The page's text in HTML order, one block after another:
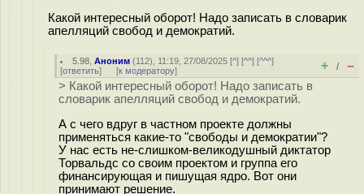
Какой интересный оборот! Надо записать в словарик
апелляций свобод и демократий.
5.98 ,Аноним (112), 11:19, 27/08/2025 [^] [^^] [^^^]
[ответить] [к модератору] + / –
> Какой интересный оборот! Надо записать в
словарик апелляций свобод и демократий.
А с чего вдруг в частном проекте должны
применяться какие-то "свободы и демократии"?
У нас есть не-слишком-великодушный диктатор
Торвальдс со своим проектом и группа его
финансирующая и пишущая ядро. Вот они
принимают решение.